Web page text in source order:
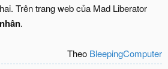
Trên trang web của Mad Liberator
.
Theo BleepingComputer